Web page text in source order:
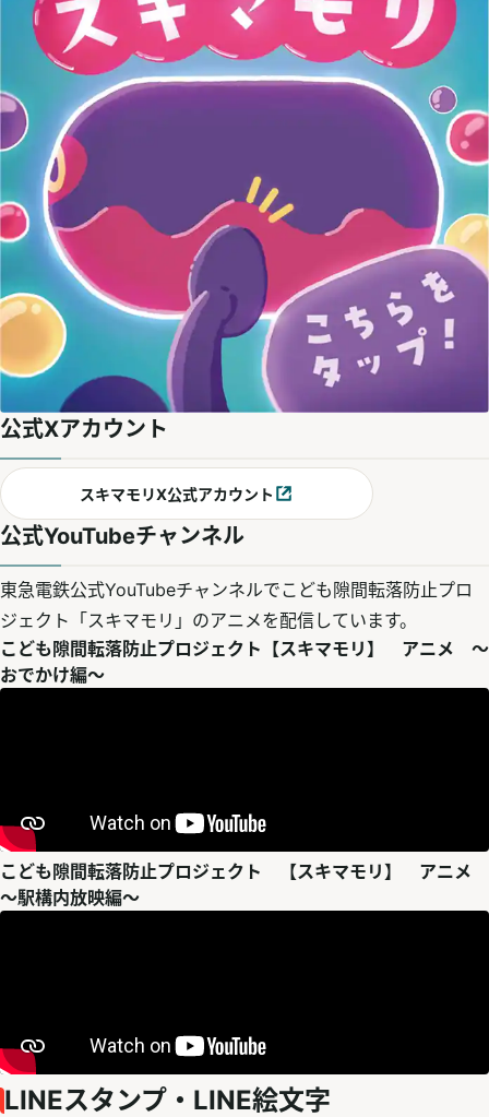
公式Xアカウント
スキマモリX公式アカウント
別ウィンドウで開く
公式YouTubeチャンネル
東急電鉄公式YouTubeチャンネルでこども隙間転落防止プロ
ジェクト「スキマモリ」のアニメを配信しています。
こども隙間転落防止プロジェクト【スキマモリ】 アニメ ～
おでかけ編～
こども隙間転落防止プロジェクト 【スキマモリ】 アニメ
～駅構内放映編～
LINEスタンプ・LINE絵文字